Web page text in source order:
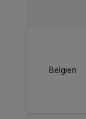
Belgien